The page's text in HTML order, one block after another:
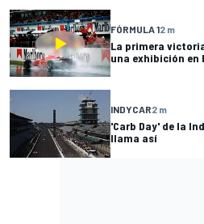
FÓRMULA 12 m
La primera
una exhibición en
INDYCAR2 m
'Carb Day' de la
llama así